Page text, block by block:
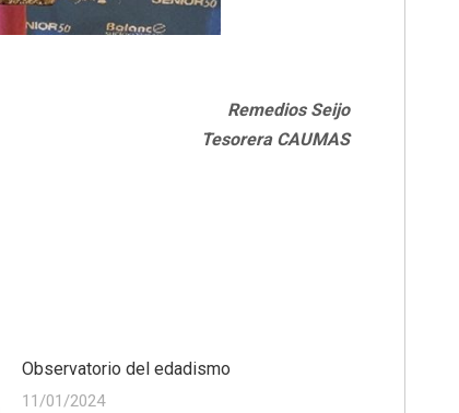
Remedios Seijo
Tesorera CAUMAS
Observatorio del edadismo
11/01/2024